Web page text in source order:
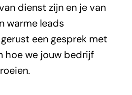
dienst zijn en je van
warme leads
gerust een gesprek met
hoe we jouw bedrijf